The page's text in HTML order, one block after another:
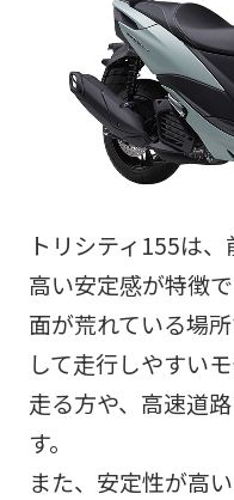
トリシティ155は
高い安定感が特徴
面が荒れている場
して走行しやすい
走る方や、高速道
す。
また、安定性が高